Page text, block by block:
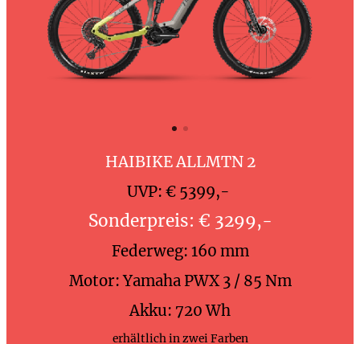
HAIBIKE ALLMTN 2
UVP: € 5399,-
Sonderpreis: € 3299,-
Federweg: 160 mm
Motor: Yamaha PWX 3 / 85 Nm
Akku: 720 Wh
erhältlich in zwei Farben